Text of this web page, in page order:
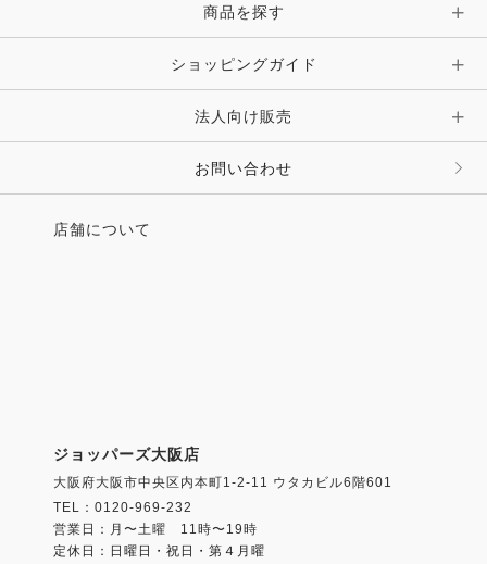
時計・財布・キーケース・革小物
キーホルダー・チャーム・ストラップ
その他 ファッション雑貨
ピン・ブローチ・コサージュ
その他 アクセサリー
商品を探す
ショッピングガイド
法人向け販売
お問い合わせ
店舗について
ジョッパーズ大阪店
大阪府大阪市中央区内本町1-2-11 ウタカビル6階601
TEL：0120-969-232
営業日：月〜土曜 11時〜19時
定休日：日曜日・祝日・第４月曜